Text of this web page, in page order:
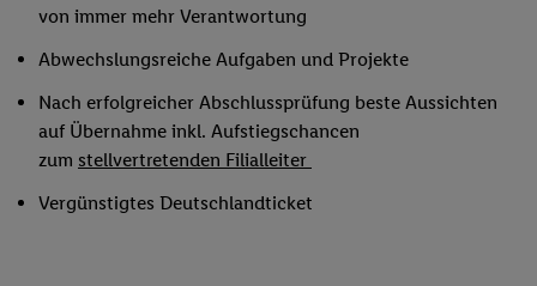
von immer mehr Verantwortung
Abwechslungsreiche Aufgaben und Projekte
Nach erfolgreicher Abschlussprüfung beste Aussichten
auf Übernahme inkl. Aufstiegschancen
zum stellvertretenden Filialleiter
Vergünstigtes Deutschlandticket